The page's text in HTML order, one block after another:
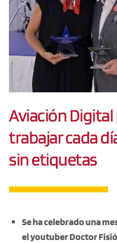
Aviación Digital
trabajar cada
sin etiquetas
Se ha celebrado una
el youtuber Doctor